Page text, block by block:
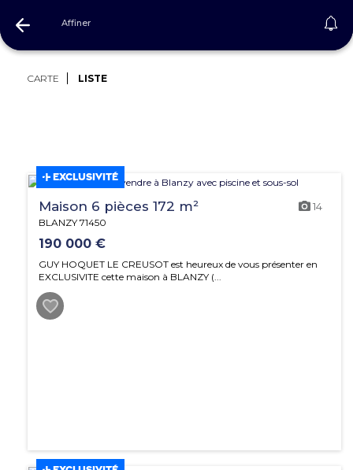
Immobilier Saône-et-Loire
Affiner
CARTE LISTE
EXCLUSIVITÉ
Maison 6 pièces 172 m² 14
BLANZY 71450
190 000 €
GUY HOQUET LE CREUSOT est heureux de vous présenter en
EXCLUSIVITE cette maison à BLANZY (...